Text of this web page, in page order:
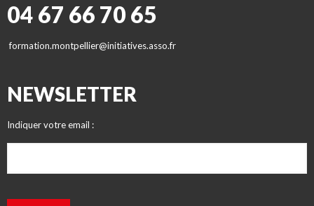
04 67 66 70 65
formation.montpellier@initiatives.asso.fr
NEWSLETTER
Indiquer votre email :